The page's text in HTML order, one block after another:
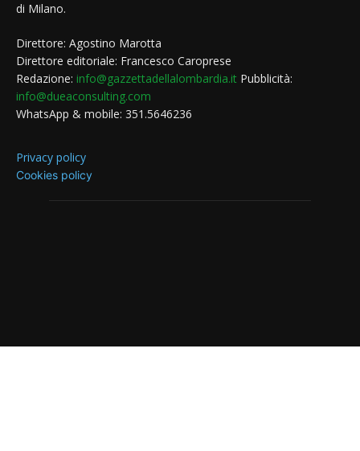
di Milano.
Direttore: Agostino Marotta
Direttore editoriale: Francesco Caroprese
Redazione: info@gazzettadellalombardia.it Pubblicità:
info@dueaconsulting.com
WhatsApp & mobile: 351.5646236
Privacy policy
Cookies policy